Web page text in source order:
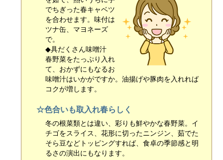
でちぎった春キャベツ
を合わせます。味付は
ツナ缶、マヨネーズ
で。
◆具だくさん味噌汁
春野菜をたっぷり入れ
て、おかずにもなるお
味噌汁はいかがですか。油揚げや豚肉を入れれば
コクが増します。
☆色合いも取入れ春らしく
冬の根菜類とは違い、彩りも鮮やかな春野菜。イ
チゴをスライス、花形に切ったニンジン、茹でた
そら豆などトッピングすれば、食卓の季節感と明
るさの演出にもなります。